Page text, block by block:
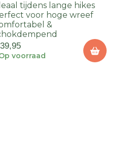
tijdens lange hikes
voor hoge wreef
&
voorraad